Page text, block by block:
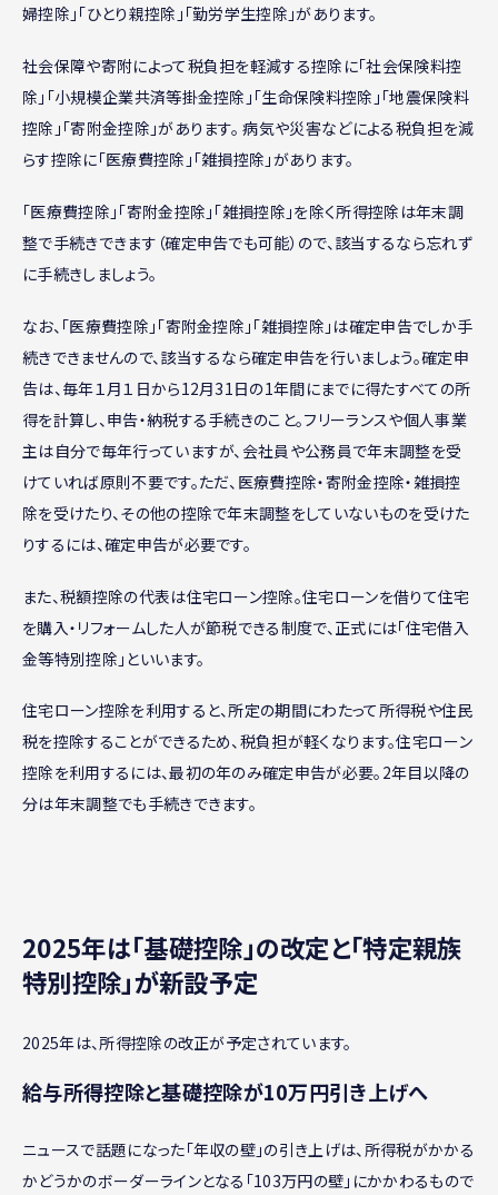
婦控除」「ひとり親控除」「勤労学生控除」があります。
社会保障や寄附によって税負担を軽減する控除に「社会保険料控
除」「小規模企業共済等掛金控除」「生命保険料控除」「地震保険料
控除」「寄附金控除」があります。 病気や災害などによる税負担を減
らす控除に「医療費控除」「雑損控除」があります。
「医療費控除」「寄附金控除」「雑損控除」を除く所得控除は年末調
整で手続きできます（確定申告でも可能）ので、該当するなら忘れず
に手続きしましょう。
なお、「医療費控除」「寄附金控除」「雑損控除」は確定申告でしか手
続きできませんので、該当するなら確定申告を行いましょう。確定申
告は、毎年１月１日から12月31日の1年間にまでに得たすべての所
得を計算し、申告・納税する手続きのこと。フリーランスや個人事業
主は自分で毎年行っていますが、会社員や公務員で年末調整を受
けていれば原則不要です。ただ、医療費控除・寄附金控除・雑損控
除を受けたり、その他の控除で年末調整をしていないものを受けた
りするには、確定申告が必要です。
また、税額控除の代表は住宅ローン控除。住宅ローンを借りて住宅
を購入・リフォームした人が節税できる制度で、正式には「住宅借入
金等特別控除」といいます。
住宅ローン控除を利用すると、所定の期間にわたって所得税や住民
税を控除することができるため、税負担が軽くなります。住宅ローン
控除を利用するには、最初の年のみ確定申告が必要。2年目以降の
分は年末調整でも手続きできます。
2025年は「基礎控除」の改定と「特定親族
特別控除」が新設予定
2025年は、所得控除の改正が予定されています。
給与所得控除と基礎控除が10万円引き上げへ
ニュースで話題になった「年収の壁」の引き上げは、所得税がかかる
かどうかのボーダーラインとなる「103万円の壁」にかかわるもので